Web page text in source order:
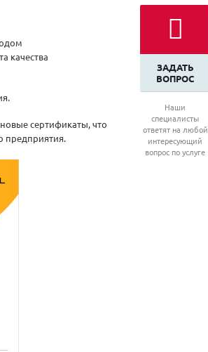
ЗАДАТЬ
ВОПРОС
Наши
специалисты
ответят на любой
интересующий
вопрос по услуге
качества
сертификаты, что
предприятия.